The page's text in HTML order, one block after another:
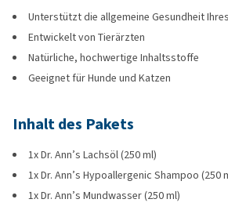
Unterstützt die allgemeine Gesundheit
Entwickelt von Tierärzten
Natürliche, hochwertige Inhaltsstoffe
Geeignet für Hunde und Katzen
Inhalt des Pakets
1x Dr. Ann’s Lachsöl (250 ml)
1x Dr. Ann’s Hypoallergenic Shampoo (250
1x Dr. Ann’s Mundwasser (250 ml)